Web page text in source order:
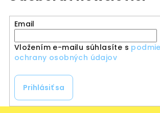
Email
Vložením e-mailu súhlasíte s
ochrany osobných údajov
Prihlásiť sa